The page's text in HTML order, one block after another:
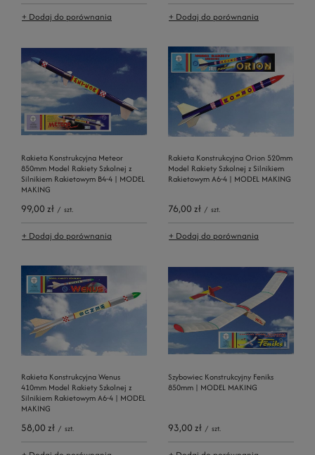
+ Dodaj do porównania + Dodaj do porównania
Rakieta Konstrukcyjna Meteor
850mm Model Rakiety Szkolnej z
Silnikiem Rakietowym B4-4 | MODEL
MAKING
99,00 zł / szt.
+ Dodaj do porównania
Rakieta Konstrukcyjna Orion 520mm
Model Rakiety Szkolnej z Silnikiem
Rakietowym A6-4 | MODEL MAKING
76,00 zł / szt.
+ Dodaj do porównania
Rakieta Konstrukcyjna Wenus
410mm Model Rakiety Szkolnej z
Silnikiem Rakietowym A6-4 | MODEL
MAKING
58,00 zł / szt.
Szybowiec Konstrukcyjny Feniks
850mm | MODEL MAKING
93,00 zł / szt.